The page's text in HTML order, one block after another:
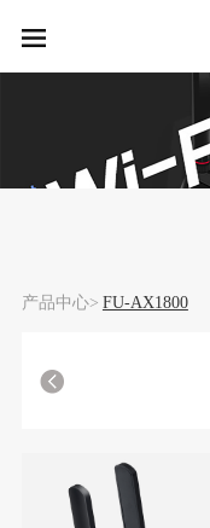
产品中心> FU-AX1800